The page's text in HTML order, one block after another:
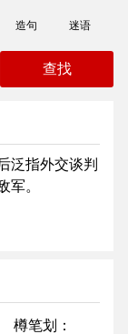
造句 迷语
泛指外交谈判
军。
樽笔划：